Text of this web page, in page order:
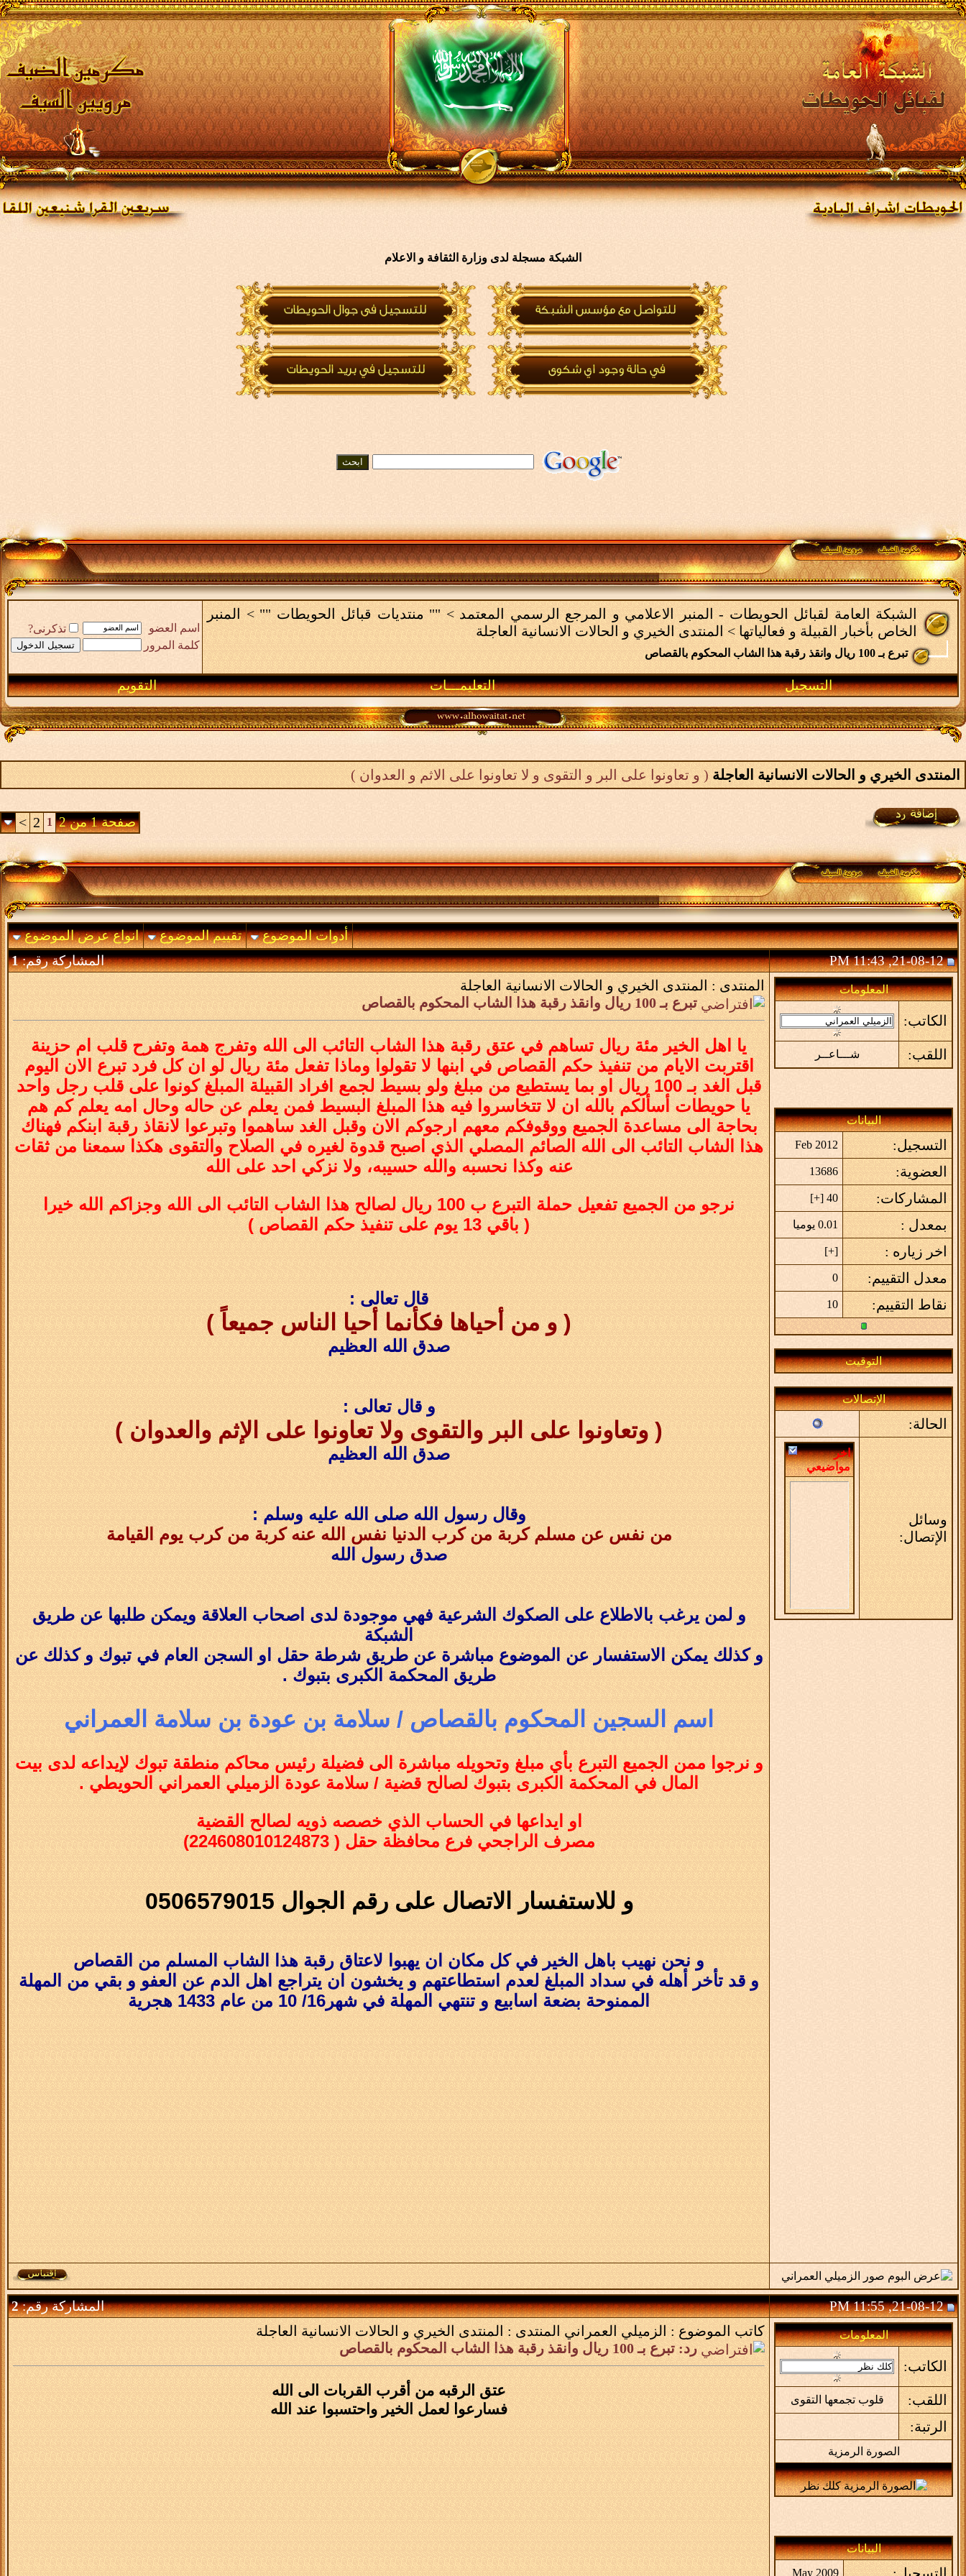
الشبكة مسجلة لدى وزارة الثقافة و الاعلام
الشبكة العامة لقبائل الحويطات - المنبر الاعلامي و المرجع الرسمي المعتمد > "" منتديات قبائل الحويطات "" > المنبر
الخاص بأخبار القبيلة و فعالياتها > المنتدى الخيري و الحالات الانسانية العاجلة
تبرع بـ 100 ريال وانقذ رقبة هذا الشاب المحكوم بالقصاص
اسم العضو
تذكرنى?
كلمة المرور
التسجيل التعليمـــات التقويم
المنتدى الخيري و الحالات الانسانية العاجلة ( و تعاونوا على البر و التقوى و لا تعاونوا على الاثم و العدوان )
صفحة 1 من 2 1
2
>
أدوات الموضوع تقييم الموضوع
انواع عرض الموضوع
21-08-12, 11:43 PM
المشاركة رقم:1
المعلومات
الكاتب:
اللقب: شـــاعــر
البيانات
التسجيل: Feb 2012
العضوية: 13686
المشاركات: 40 [
+
]
بمعدل : 0.01 يوميا
اخر زياره : [
+
]
معدل التقييم: 0
نقاط التقييم: 10
التوقيت
الإتصالات
الحالة:
وسائل
الإتصال:
اخر
مواضيعي
المنتدى : المنتدى الخيري و الحالات الانسانية العاجلة
تبرع بـ 100 ريال وانقذ رقبة هذا الشاب المحكوم بالقصاص
يا اهل الخير مئة ريال تساهم في عتق رقبة هذا الشاب التائب الى الله وتفرج همة وتفرح قلب ام حزينة
اقتربت الايام من تنفيذ حكم القصاص في ابنها لا تقولوا وماذا تفعل مئة ريال لو ان كل فرد تبرع الان اليوم
قبل الغد بـ 100 ريال او بما يستطيع من مبلغ ولو بسيط لجمع افراد القبيلة المبلغ كونوا على قلب رجل واحد
يا حويطات أسألكم بالله ان لا تتخاسروا فيه هذا المبلغ البسيط فمن يعلم عن حاله وحال امه يعلم كم هم
بحاجة الى مساعدة الجميع ووقوفكم معهم ارجوكم الان وقبل الغد ساهموا وتبرعوا لانقاذ رقبة ابنكم فهناك
هذا الشاب التائب الى الله الصائم المصلي الذي اصبح قدوة لغيره في الصلاح والتقوى هكذا سمعنا من ثقات
عنه وكذا نحسبه والله حسيبه، ولا نزكي احد على الله
نرجو من الجميع تفعيل حملة التبرع ب 100 ريال لصالح هذا الشاب التائب الى الله وجزاكم الله خيرا
( باقي 13 يوم على تنفيذ حكم القصاص )
قال تعالى :
( و من أحياها فكأنما أحيا الناس جميعاً )
صدق الله العظيم
و قال تعالى :
( وتعاونوا على البر والتقوى ولا تعاونوا على الإثم والعدوان )
صدق الله العظيم
وقال رسول الله صلى الله عليه وسلم :
من نفس عن مسلم كربة من كرب الدنيا نفس الله عنه كربة من كرب يوم القيامة
صدق رسول الله
و لمن يرغب بالاطلاع على الصكوك الشرعية فهي موجودة لدى اصحاب العلاقة ويمكن طلبها عن طريق
الشبكة
و كذلك يمكن الاستفسار عن الموضوع مباشرة عن طريق شرطة حقل او السجن العام في تبوك و كذلك عن
طريق المحكمة الكبرى بتبوك .
اسم السجين المحكوم بالقصاص / سلامة بن عودة بن سلامة العمراني
و نرجوا ممن الجميع التبرع بأي مبلغ وتحويله مباشرة الى فضيلة رئيس محاكم منطقة تبوك لإيداعه لدى بيت
المال في المحكمة الكبرى بتبوك لصالح قضية / سلامة عودة الزميلي العمراني الحويطي .
او ايداعها في الحساب الذي خصصه ذويه لصالح القضية
مصرف الراجحي فرع محافظة حقل ( 224608010124873)
و للاستفسار الاتصال على رقم الجوال 0506579015
و نحن نهيب باهل الخير في كل مكان ان يهبوا لاعتاق رقبة هذا الشاب المسلم من القصاص
و قد تأخر أهله في سداد المبلغ لعدم استطاعتهم و يخشون ان يتراجع اهل الدم عن العفو و بقي من المهلة
الممنوحة بضعة اسابيع و تنتهي المهلة في شهر16/ 10 من عام 1433 هجرية
21-08-12, 11:55 PM المشاركة رقم:2
المعلومات
الكاتب:
اللقب: قلوب تجمعها التقوى
الرتبة:
الصورة الرمزية
البيانات
May 2009
كاتب الموضوع : الزميلي العمراني المنتدى : المنتدى الخيري و الحالات الانسانية العاجلة
رد: تبرع بـ 100 ريال وانقذ رقبة هذا الشاب المحكوم بالقصاص
عتق الرقبه من أقرب القربات الى الله
فسارعوا لعمل الخير واحتسبوا عند الله